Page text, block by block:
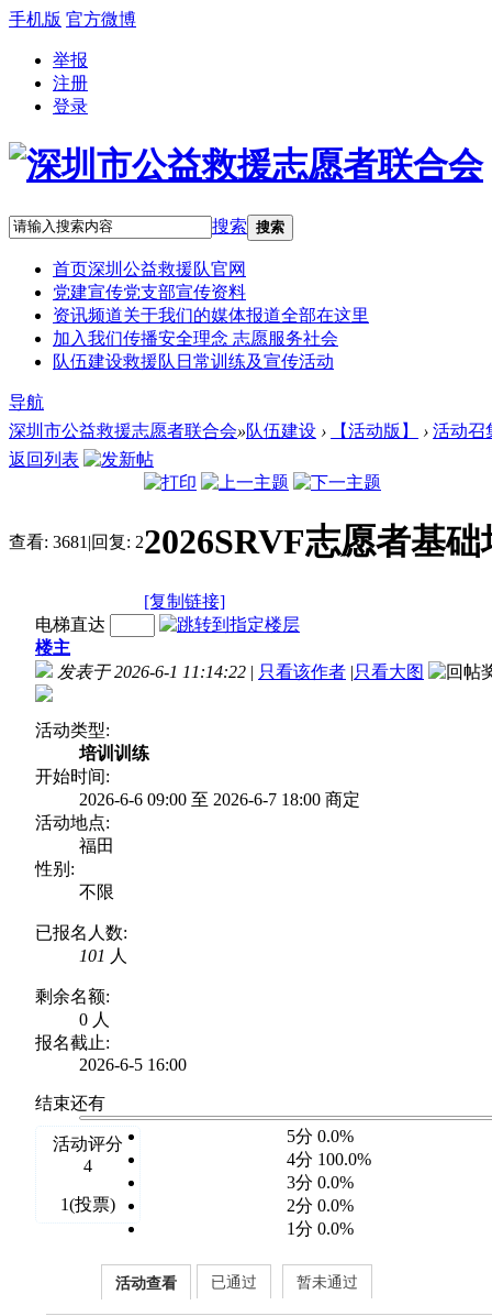
手机版 官方微博
举报
注册
登录
搜索 搜索
首页深圳公益救援队官网
党建宣传党支部宣传资料
资讯频道关于我们的媒体报道全部在这里
加入我们传播安全理念 志愿服务社会
队伍建设救援队日常训练及宣传活动
导航
深圳市公益救援志愿者联合会»队伍建设 › 【活动版】 › 活动召
返回列表
查看: 3681 |回复: 22026SRVF志愿者基
[复制链接]
电梯直达
楼主
发表于 2026-6-1 11:14:22 | 只看该作者 |只看大图
活动类型:
培训训练
开始时间:
2026-6-6 09:00 至 2026-6-7 18:00 商定
活动地点:
福田
性别:
不限
已报名人数:
101 人
剩余名额:
0 人
报名截止:
2026-6-5 16:00
结束还有
活动评分
4
1(投票)
5分 0.0%
4分 100.0%
3分 0.0%
2分 0.0%
1分 0.0%
活动查看 已通过 暂未通过